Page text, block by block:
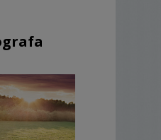
spotkanie się przed
zdjęć. Może to być w
się lepiej poznać a
się z aparatem i